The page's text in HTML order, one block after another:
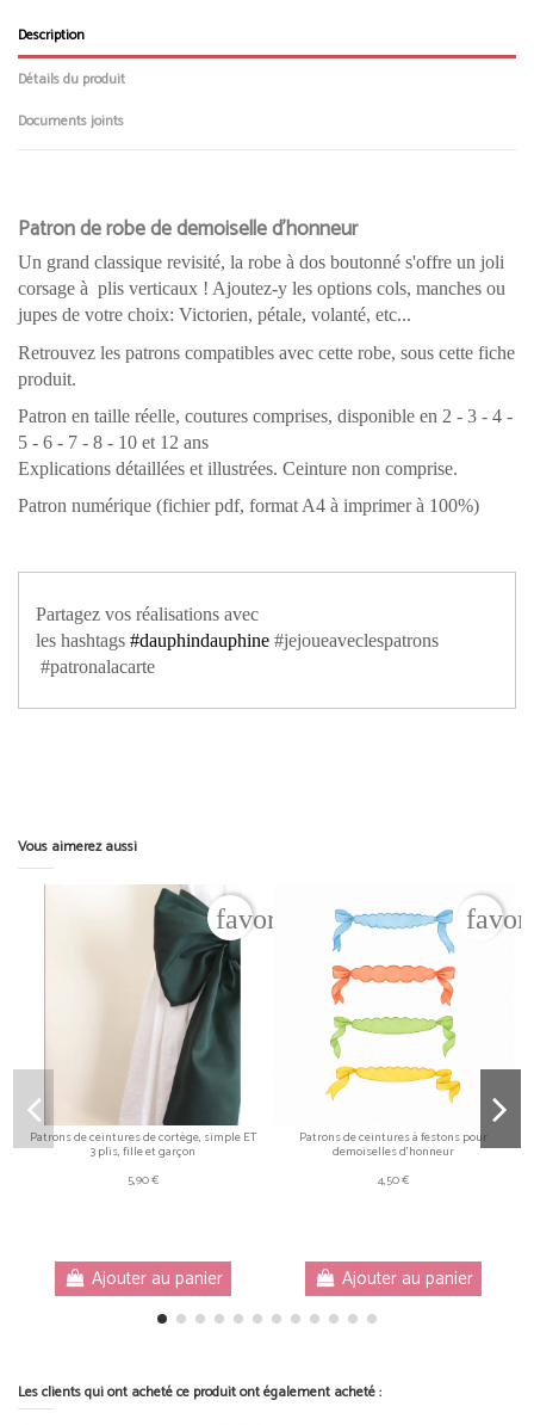
Description
Détails du produit
Documents joints
Patron de robe de demoiselle d'honneur
Un grand classique revisité, la robe à dos boutonné s'offre un joli
corsage à plis verticaux ! Ajoutez-y les options cols, manches ou
jupes de votre choix: Victorien, pétale, volanté, etc...
Retrouvez les patrons compatibles avec cette robe, sous cette fiche
produit.
Patron en taille réelle, coutures comprises, disponible en 2 - 3 - 4 -
5 - 6 - 7 - 8 - 10 et 12 ans
Explications détaillées et illustrées. Ceinture non comprise.
Patron numérique (fichier pdf, format A4 à imprimer à 100%)
Partagez vos réalisations avec
les hashtags#dauphindauphine#jejoueaveclespatrons
#patronalacarte
Vous aimerez aussi
favorite_border
Patrons de ceintures de cortège, simple ET
3 plis, fille et garçon
5,90 €
Ajouter au panier
Patrons de ceintures à festons pour
demoiselles d'honneur
4,50 €
Ajouter au panier
Les clients qui ont acheté ce produit ont également acheté :